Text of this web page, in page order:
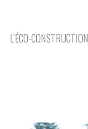
L’ÉCO-CONSTRUCTION